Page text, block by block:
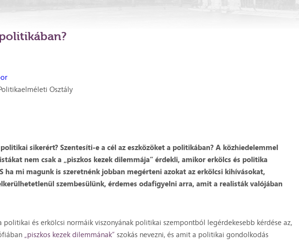
Osztály
sikerért? Szentesíti-e a cél az eszközöket a politikában? A közhiedelemmel
nem csak a „piszkos kezek dilemmája” érdekli, amikor erkölcs és politika
ha mi magunk is szeretnénk jobban megérteni azokat az erkölcsi kihívásokat,
szembesülünk, érdemes odafigyelni arra, amit a realisták valójában
politikai és erkölcsi normáik viszonyának politikai szempontból legérdekesebb kérdése az,
„piszkos kezek dilemmának” szokás nevezni, és amit a politikai gondolkodás